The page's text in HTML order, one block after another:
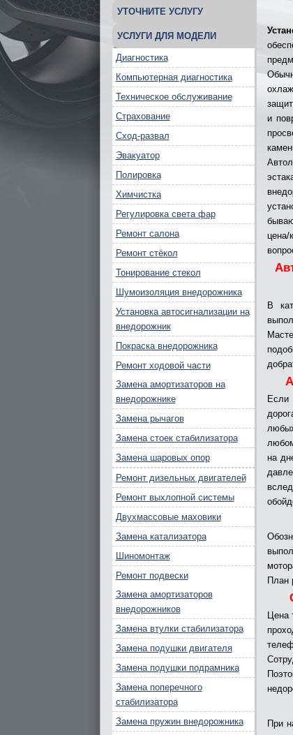
и
В
Если
на
План
Цена
При
УТОЧНИТЕ УСЛУГУ
УСЛУГИ ДЛЯ МОДЕЛИ
Диагностика
Компьютерная диагностика
Техническое обслуживание
Страхование
Сход-развал
Эвакуатор
Полировка
Химчистка
Регулировка света фар
Ремонт салона
Ремонт стёкол
Тонирование стекол
Шумоизоляция внедорожника
Установка автосигнализации на
внедорожник
Покраска внедорожника
Ремонт ходовой части
Замена амортизаторов на
внедорожнике
Замена рычагов
Замена стоек стабилизатора
Замена шаровых опор
Ремонт дизельных двигателей
Ремонт выхлопной системы
Двухмассовые маховики
Замена катализатора
Шиномонтаж
Ремонт подвески
Замена амортизаторов
внедорожников
Замена втулки стабилизатора
Замена подушки двигателя
Замена подушки подрамника
Замена поперечного
стабилизатора
Замена пружин внедорожника